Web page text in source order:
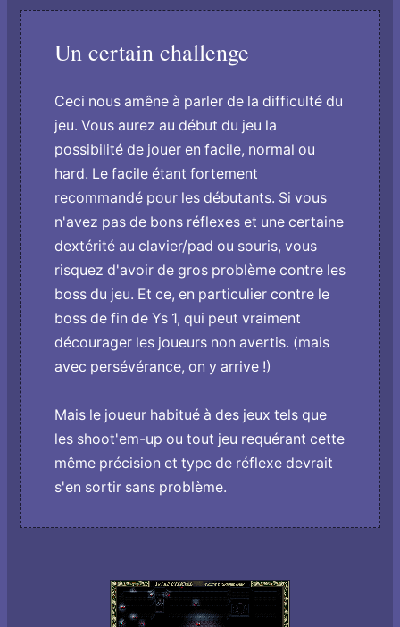
Un certain challenge
Ceci nous amêne à parler de la difficulté du
jeu. Vous aurez au début du jeu la
possibilité de jouer en facile, normal ou
hard. Le facile étant fortement
recommandé pour les débutants. Si vous
n'avez pas de bons réflexes et une certaine
dextérité au clavier/pad ou souris, vous
risquez d'avoir de gros problème contre les
boss du jeu. Et ce, en particulier contre le
boss de fin de Ys 1, qui peut vraiment
décourager les joueurs non avertis. (mais
avec persévérance, on y arrive !)
Mais le joueur habitué à des jeux tels que
les shoot'em-up ou tout jeu requérant cette
même précision et type de réflexe devrait
s'en sortir sans problème.